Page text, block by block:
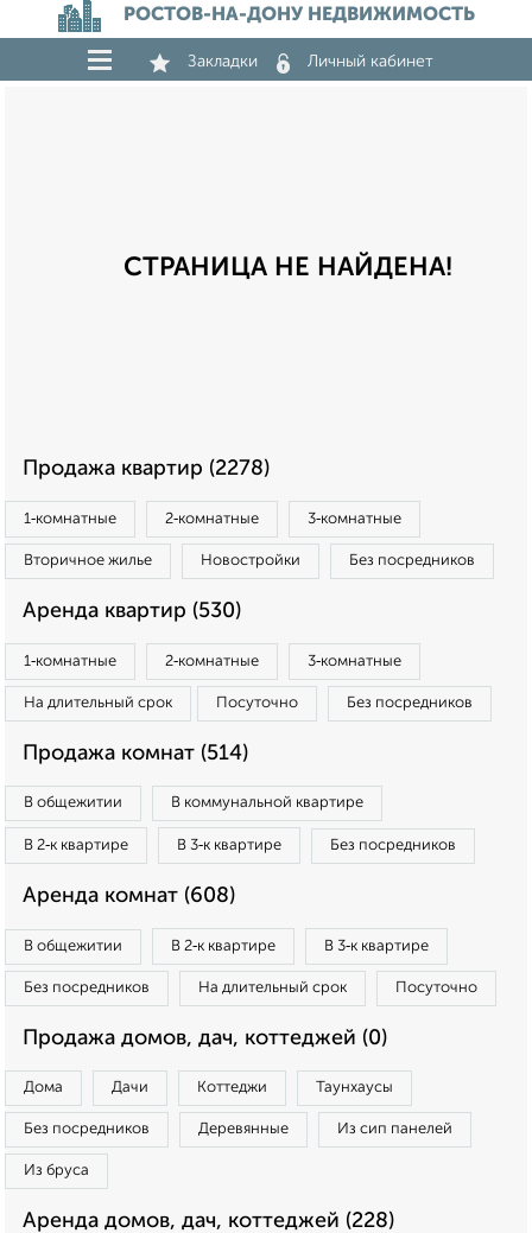
РОСТОВ-НА-ДОНУ НЕДВИЖИМОСТЬ
Закладки Личный кабинет
СТРАНИЦА НЕ НАЙДЕНА!
Продажа квартир (2278)
1‑комнатные 2‑комнатные 3‑комнатные
Вторичное жилье Новостройки Без посредников
Аренда квартир (530)
1‑комнатные 2‑комнатные 3‑комнатные
На длительный срок Посуточно Без посредников
Продажа комнат (514)
В общежитии В коммунальной квартире
В 2‑к квартире В 3‑к квартире Без посредников
Аренда комнат (608)
В общежитии В 2‑к квартире В 3‑к квартире
Без посредников На длительный срок Посуточно
Продажа домов, дач, коттеджей (0)
Дома Дачи Коттеджи Таунхаусы
Без посредников Деревянные Из сип панелей
Из бруса
Аренда домов, дач, коттеджей (228)